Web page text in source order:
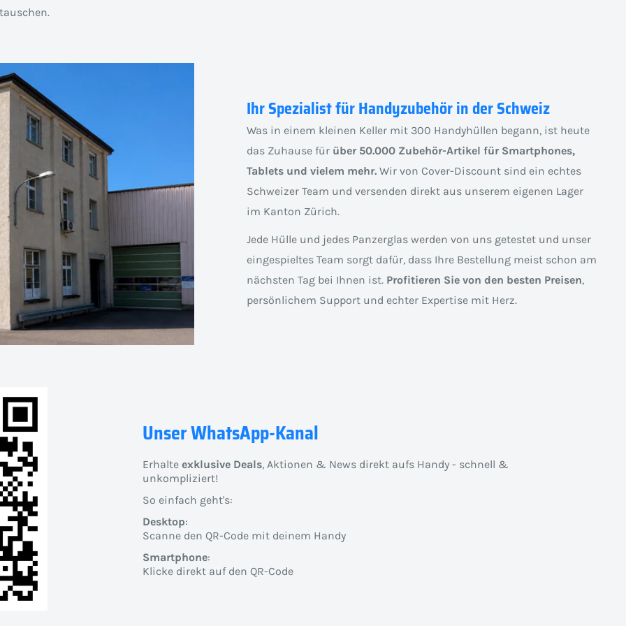
Ihr Spezialist für Handyzubehör in der Schweiz
Was in einem kleinen Keller mit 300 Handyhüllen begann, ist heute
das Zuhause für über 50.000 Zubehör-Artikel für Smartphones,
Tablets und vielem mehr.Wir von Cover-Discount sind ein echtes
Schweizer Team und versenden direkt aus unserem eigenen Lager
im Kanton Zürich.
Jede Hülle und jedes Panzerglas werden von uns getestet und unser
eingespieltes Team sorgt dafür, dass Ihre Bestellung meist schon am
nächsten Tag bei Ihnen ist. Profitieren Sie von den besten Preisen,
persönlichem Support und echter Expertise mit Herz.
Unser WhatsApp-Kanal
Erhalteexklusive Deals, Aktionen & News direkt aufs Handy - schnell &
unkompliziert!
So einfach geht's:
Desktop:
Scanne den QR-Code mit deinem Handy
Smartphone:
Klicke direkt auf den QR-Code